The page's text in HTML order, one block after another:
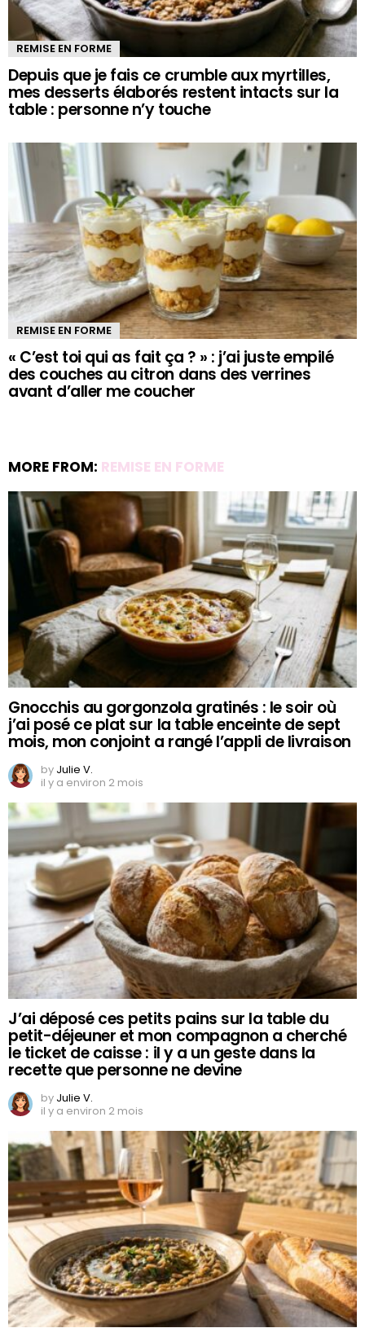
REMISE EN FORME
Depuis que je fais ce crumble aux myrtilles,
mes desserts élaborés restent intacts sur la
table : personne n’y touche
REMISE EN FORME
« C’est toi qui as fait ça ? » : j’ai juste empilé
des couches au citron dans des verrines
avant d’aller me coucher
MORE FROM: REMISE EN FORME
Gnocchis au gorgonzola gratinés : le soir où
j’ai posé ce plat sur la table enceinte de sept
mois, mon conjoint a rangé l’appli de livraison
by Julie V.
il y a environ 2 mois
J’ai déposé ces petits pains sur la table du
petit-déjeuner et mon compagnon a cherché
le ticket de caisse : il y a un geste dans la
recette que personne ne devine
by Julie V.
il y a environ 2 mois